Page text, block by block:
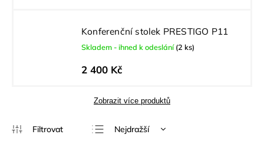
Konferenční stolek PRESTIGO P11
Skladem - ihned k odeslání(2 ks)
2 400 Kč
Zobrazit více produktů
Nejdražší